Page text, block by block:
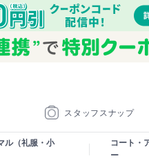
スタッフスナップ
ル（礼服・小
コート・
ー